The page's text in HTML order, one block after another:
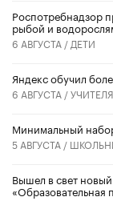
Роспотребнадзор
рыбой и
6 АВГУСТА / ДЕТИ
​Яндекс обучил
6 АВГУСТА /УЧИТЕЛЯ
Минимальный
5 АВГУСТА /
Вышел в свет
«Образовательная